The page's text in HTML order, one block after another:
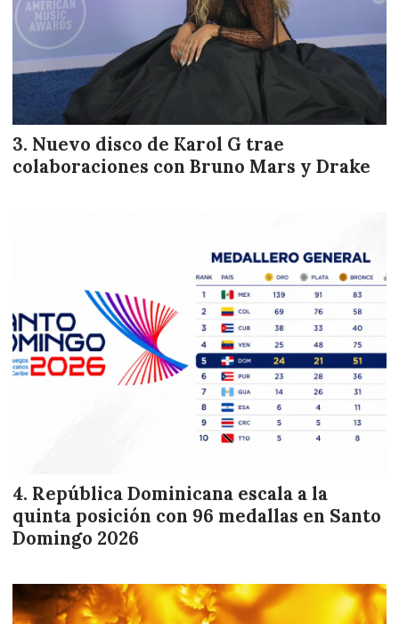
Nuevo disco de Karol G trae
colaboraciones con Bruno Mars y Drake
República Dominicana escala a la
quinta posición con 96 medallas en Santo
Domingo 2026